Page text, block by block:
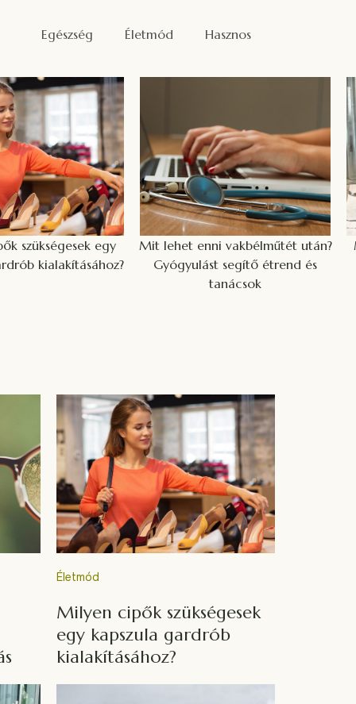
Egészség Életmód Hasznos
szükségesek egy
kialakításához?
Mit lehet enni vakbélműtét után?
Gyógyulást segítő étrend és
tanácsok
Életmód
Milyen cipők szükségesek
egy kapszula gardrób
kialakításához?